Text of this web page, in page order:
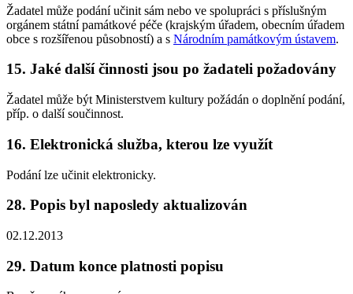
Žadatel může podání učinit sám nebo ve spolupráci s příslušným
orgánem státní památkové péče (krajským úřadem, obecním úřadem
obce s rozšířenou působností) a s Národním památkovým ústavem.
15. Jaké další činnosti jsou po žadateli požadovány
Žadatel může být Ministerstvem kultury požádán o doplnění podání,
příp. o další součinnost.
16. Elektronická služba, kterou lze využít
Podání lze učinit elektronicky.
28. Popis byl naposledy aktualizován
02.12.2013
29. Datum konce platnosti popisu